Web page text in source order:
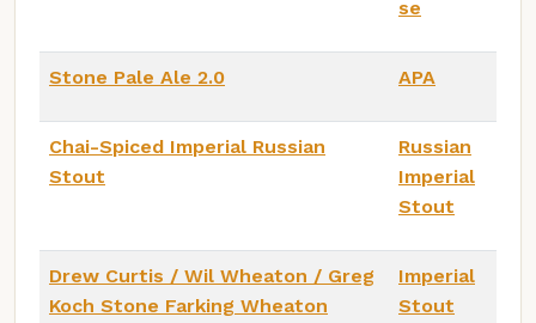
se
Stone Pale Ale 2.0 APA
Chai-Spiced Imperial Russian
Stout
Russian
Imperial
Stout
Drew Curtis / Wil Wheaton / Greg
Koch Stone Farking Wheaton
Imperial
Stout